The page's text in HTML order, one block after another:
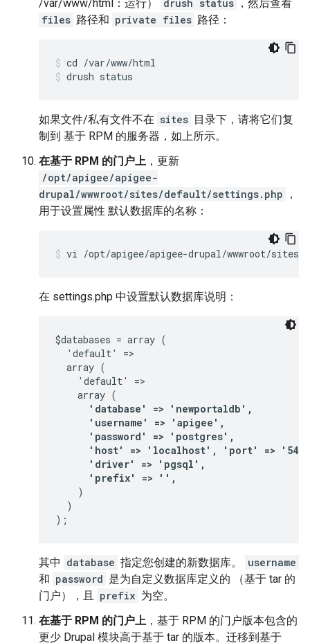
/var/www/html：运行） drush status ，然后查看
files 路径和 private files 路径：
drush status
如果文件/私有文件不在 sites 目录下，请将它们复
制到 基于 RPM 的服务器，如上所示。
在基于 RPM 的门户上 ，更新
/opt/apigee/apigee-
drupal/wwwroot/sites/default/settings.php
，
用于设置属性 默认数据库的名称：
vi /opt/apigee/apigee-drupal/wwwroot/
在 settings.php 中设置默认数据库说明：
$databases = array (
  'default' =>
  array (
    'default' =>
      'database' => 'newportaldb',
      'username' => 'apigee',
      'password' => 'postgres',
'host' => 'localhost', 'port' =>
      'driver' => 'pgsql',
      'prefix' => '',
    )
  )
);
其中 database 指定您创建的新数据库。
username
和 password 是为自定义数据库定义的 （基于 tar 的
门户），且
prefix 为空。
在基于 RPM 的门户上 ，基于 RPM 的门户版本包含的
更少 Drupal 模块高于基于 tar 的版本。迁移到基于